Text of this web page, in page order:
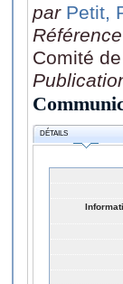
par Petit,
Référence
Comité
DÉTAILS